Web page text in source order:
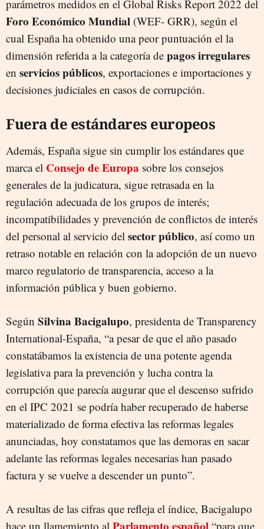
parámetros medidos en el Global Risks Report 2022 del
Foro Económico Mundial (WEF- GRR), según el
cual España ha obtenido una peor puntuación el la
dimensión referida a la categoría de pagos irregulares
en servicios públicos, exportaciones e importaciones y
decisiones judiciales en casos de corrupción.
Fuera de estándares europeos
Además, España sigue sin cumplir los estándares que
marca el Consejo de Europa sobre los consejos
generales de la judicatura, sigue retrasada en la
regulación adecuada de los grupos de interés;
incompatibilidades y prevención de conflictos de interés
del personal al servicio del sector público, así como un
retraso notable en relación con la adopción de un nuevo
marco regulatorio de transparencia, acceso a la
información pública y buen gobierno.
Según Silvina Bacigalupo, presidenta de Transparency
International-España, “a pesar de que el año pasado
constatábamos la existencia de una potente agenda
legislativa para la prevención y lucha contra la
corrupción que parecía augurar que el descenso sufrido
en el IPC 2021 se podría haber recuperado de haberse
materializado de forma efectiva las reformas legales
anunciadas, hoy constatamos que las demoras en sacar
adelante las reformas legales necesarias han pasado
factura y se vuelve a descender un punto”.
A resultas de las cifras que refleja el índice, Bacigalupo
hace un llamemiento al Parlamento español “para que